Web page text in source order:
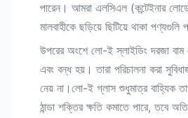
পারেন। আমরা এলসিএল (কন্টেইনার
মালবাহীকে ছড়িয়ে ছিটিয়ে থাকা পণ্যগুলি
উপরের অংশে লো-ই স্লাইডিং দরজা বাম
এবং বন্ধ হয়। তারা পরিচালনা করা
নেয় না।লো-ই গ্লাস শুধুমাত্র বাহ্যিক
ঠান্ডা শক্তির ক্ষতি কমাতে পারে, তবে